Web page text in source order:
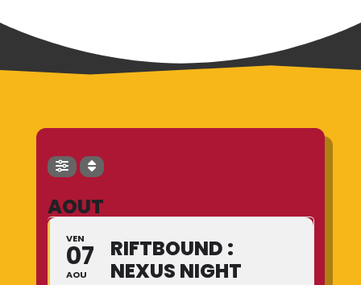
AOUT
VEN
07
AOU
RIFTBOUND :
NEXUS NIGHT